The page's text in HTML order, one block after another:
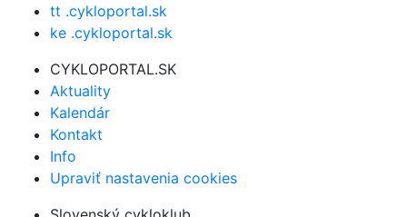
tt .cykloportal.sk
ke .cykloportal.sk
CYKLOPORTAL.SK
Aktuality
Kalendár
Kontakt
Info
Upraviť nastavenia cookies